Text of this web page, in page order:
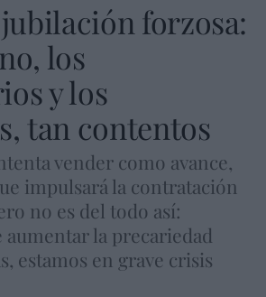
forzosa:
los
y los
tan contentos
vender como avance,
impulsará la contratación
no es del todo así:
la precariedad
estamos en grave crisis